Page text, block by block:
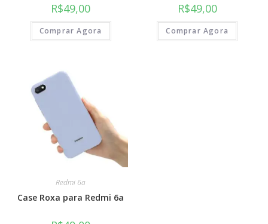
R$49,00
Comprar Agora
R$49,00
Comprar Agora
Redmi 6a
Case Roxa para Redmi 6a